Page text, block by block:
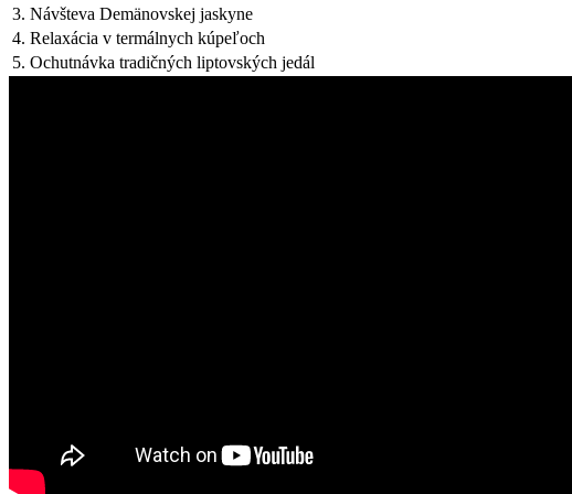
3. Návšteva Demänovskej jaskyne
4. Relaxácia v termálnych kúpeľoch
5. Ochutnávka tradičných liptovských jedál